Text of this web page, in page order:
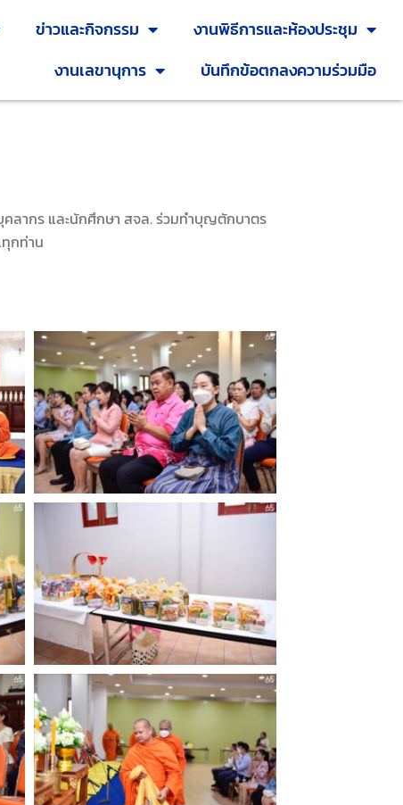
ข่าวและกิจกรรม
งานพิธีการและห้องประชุม
งานเลขานุการ
บันทึกข้อตกลงความร่วมมือ
ากร และนักศึกษา สจล. ร่วมทำบุญตักบาตร
กท่าน